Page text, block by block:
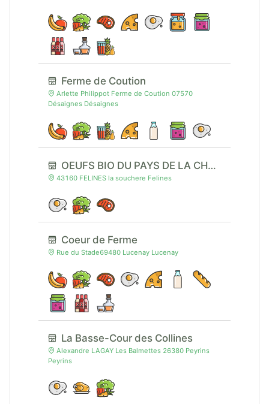
Ferme de Coution
Arlette Philippot Ferme de Coution 07570
Désaignes Désaignes
OEUFS BIO DU PAYS DE LA CHAISE-DIEU
43160 FELINES la souchere Felines
Coeur de Ferme
Rue du Stade69480 Lucenay Lucenay
La Basse-Cour des Collines
Alexandre LAGAY Les Balmettes 26380 Peyrins
Peyrins